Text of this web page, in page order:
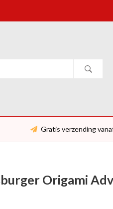
Gratis verzending
Origami